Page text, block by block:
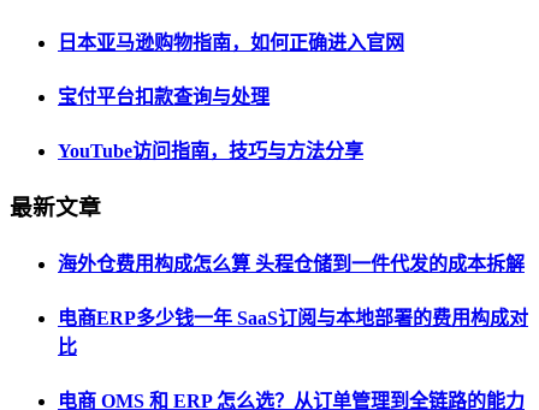
日本亚马逊购物指南，如何正确进入官网
宝付平台扣款查询与处理
YouTube访问指南，技巧与方法分享
最新文章
海外仓费用构成怎么算 头程仓储到一件代发的成本拆解
电商ERP多少钱一年 SaaS订阅与本地部署的费用构成对
比
电商 OMS 和 ERP 怎么选？从订单管理到全链路的能力